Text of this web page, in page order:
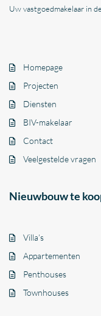
Uw vastgoedmakelaar in
Homepage
Projecten
Diensten
BIV-makelaar
Contact
Veelgestelde vragen
Nieuwbouw te
Villa’s
Appartementen
Penthouses
Townhouses